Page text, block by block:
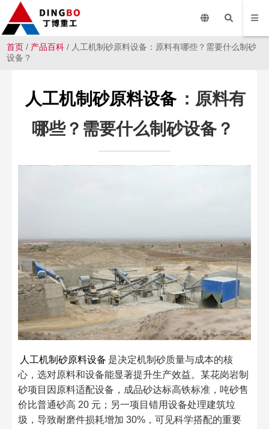
首页 / 产品百科 / 人工机制砂原料设备：原料有哪些？需要什么制砂
设备？
人工机制砂原料设备 ：原料有
哪些？需要什么制砂设备？
人工机制砂原料设备 是决定机制砂质量与成本的核
心，选对原料和设备能显著提升生产效益。某花岗岩制
砂项目因原料适配设备，成品砂达标高铁标准，吨砂售
价比普通砂高 20 元；另一项目错用设备处理建筑垃
圾，导致耐磨件损耗增加 30%，可见科学搭配的重要